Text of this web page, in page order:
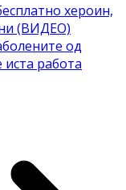
хероин,
(ВИДЕО)
од
работа